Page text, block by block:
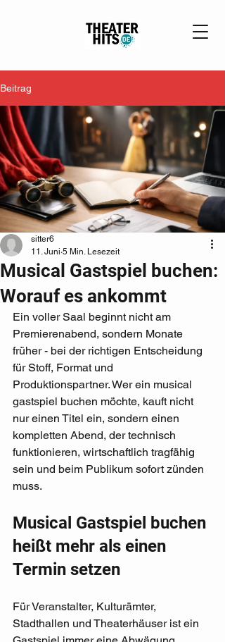
Beitrag
Musical Gastspiel buchen:
Worauf es ankommt
sitter6
11. Juni 5 Min. Lesezeit
Ein voller Saal beginnt nicht am
Premierenabend, sondern Monate
früher - bei der richtigen Entscheidung
für Stoff, Format und
Produktionspartner. Wer ein musical
gastspiel buchen möchte, kauft nicht
nur einen Titel ein, sondern einen
kompletten Abend, der technisch
funktionieren, wirtschaftlich tragfähig
sein und beim Publikum sofort zünden
muss.
Musical Gastspiel buchen
heißt mehr als einen
Termin setzen
Für Veranstalter, Kulturämter,
Stadthallen und Theaterhäuser ist ein